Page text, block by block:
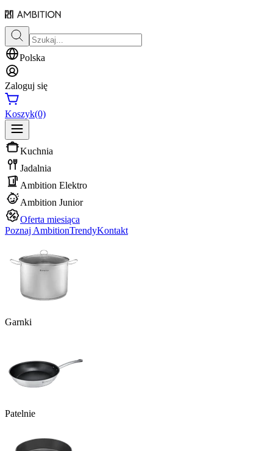
Polska
Zaloguj się
Koszyk(0)
Kuchnia
Jadalnia
Ambition Elektro
Ambition Junior
Oferta miesiąca
Poznaj AmbitionTrendyKontakt
Garnki
Patelnie